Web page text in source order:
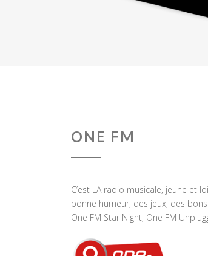
ONE FM
C’est LA radio musicale, jeune et
bonne humeur, des jeux, des
One FM Star Night, One FM